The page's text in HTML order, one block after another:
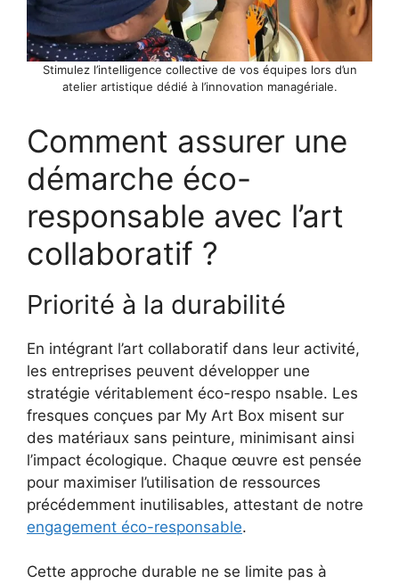
Stimulez l’intelligence collective de vos équipes lors d’un
atelier artistique dédié à l’innovation managériale.
Comment assurer une
démarche éco-
responsable avec l’art
collaboratif ?
Priorité à la durabilité
En intégrant l’art collaboratif dans leur activité,
les entreprises peuvent développer une
stratégie véritablement éco-respo nsable. Les
fresques conçues par My Art Box misent sur
des matériaux sans peinture, minimisant ainsi
l’impact écologique. Chaque œuvre est pensée
pour maximiser l’utilisation de ressources
précédemment inutilisables, attestant de notre
engagement éco-responsable.
Cette approche durable ne se limite pas à